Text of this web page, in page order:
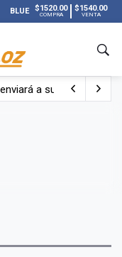
BLUE $1520.00
COMPRA
$1540.00
VENTA
a su embajador